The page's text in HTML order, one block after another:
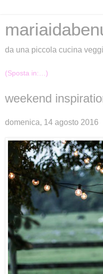
da una piccola cucina
weekend
domenica, 14 agosto 2016